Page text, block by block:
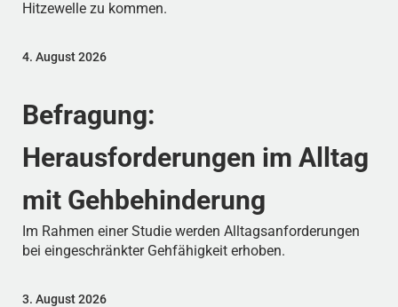
Hitzewelle zu kommen.
Befragung:
Herausforderungen im Alltag
mit Gehbehinderung
4. August 2026
Im Rahmen einer Studie werden Alltagsanforderungen
bei eingeschränkter Gehfähigkeit erhoben.
3. August 2026